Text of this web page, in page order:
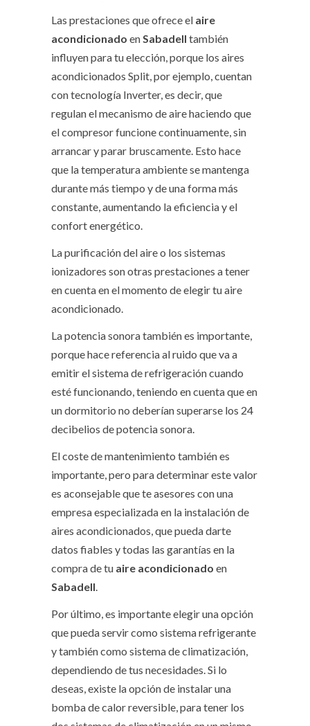
Las prestaciones que ofrece el aire
acondicionado enSabadell también
influyen para tu elección, porque los aires
acondicionados Split, por ejemplo, cuentan
con tecnología Inverter, es decir, que
regulan el mecanismo de aire haciendo que
el compresor funcione continuamente, sin
arrancar y parar bruscamente. Esto hace
que la temperatura ambiente se mantenga
durante más tiempo y de una forma más
constante, aumentando la eficiencia y el
confort energético.
La purificación del aire o los sistemas
ionizadores son otras prestaciones a tener
en cuenta en el momento de elegir tu aire
acondicionado.
La potencia sonora también es importante,
porque hace referencia al ruido que va a
emitir el sistema de refrigeración cuando
esté funcionando, teniendo en cuenta que en
un dormitorio no deberían superarse los 24
decibelios de potencia sonora.
El coste de mantenimiento también es
importante, pero para determinar este valor
es aconsejable que te asesores con una
empresa especializada en la instalación de
aires acondicionados, que pueda darte
datos fiables y todas las garantías en la
compra de tu aire acondicionado en
Sabadell.
Por último, es importante elegir una opción
que pueda servir como sistema refrigerante
y también como sistema de climatización,
dependiendo de tus necesidades. Si lo
deseas, existe la opción de instalar una
bomba de calor reversible, para tener los